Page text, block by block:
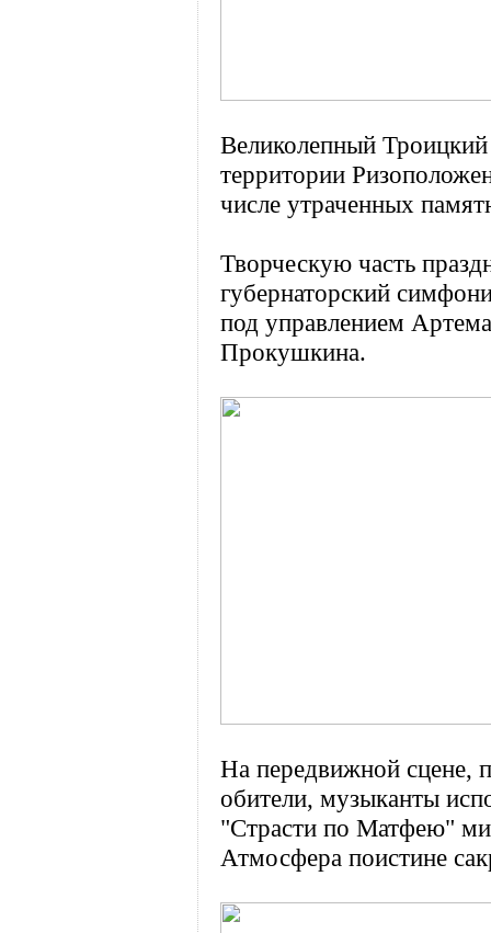
Великолепный
территории
числе утраченных
Творческую часть
губернаторский
под управлением
Прокушкина.
На передвижной сцене,
обители, музыканты
"Страсти по Матфею"
Атмосфера поистине